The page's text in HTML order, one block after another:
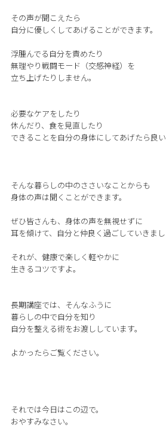
その声が聞こえたら
自分に優しくしてあげることができます。
浮腫んでる自分を責めたり
無理やり戦闘モード（交感神経）を
立ち上げたりしません。
必要なケアをしたり
休んだり、食を見直したり
できることを自分の身体にしてあげたら良い
そんな暮らしの中のささいなことからも
身体の声は聞くことができます。
ぜひ皆さんも、身体の声を無視せずに
耳を傾けて、自分と仲良く過ごしていきまし
それが、健康で楽しく軽やかに
生きるコツですよ。
長期講座では、そんなふうに
暮らしの中で自分を知り
自分を整える術をお渡ししています。
よかったらご覧ください。
それでは今日はこの辺で。
おやすみなさい。